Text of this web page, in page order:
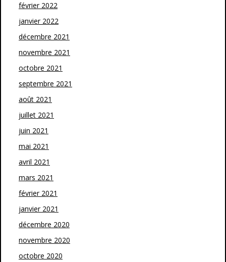
février 2022
janvier 2022
décembre 2021
novembre 2021
octobre 2021
septembre 2021
août 2021
juillet 2021
juin 2021
mai 2021
avril 2021
mars 2021
février 2021
janvier 2021
décembre 2020
novembre 2020
octobre 2020